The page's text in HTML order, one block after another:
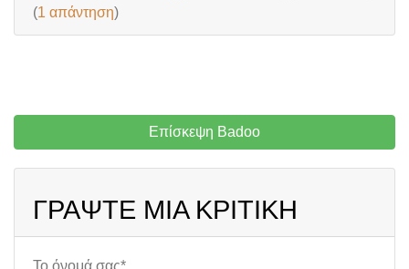
(1 απάντηση)
Επίσκεψη Badoo
ΓΡΆΨΤΕ ΜΙΑ ΚΡΙΤΙΚΉ